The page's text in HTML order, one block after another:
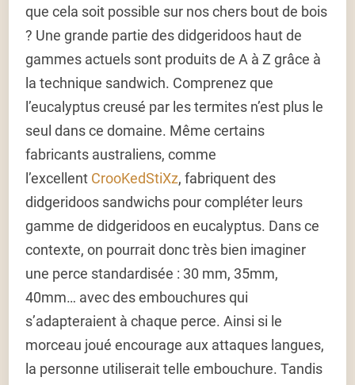
que cela soit possible sur nos chers bout de bois
? Une grande partie des didgeridoos haut de
gammes actuels sont produits de A à Z grâce à
la technique sandwich. Comprenez que
l’eucalyptus creusé par les termites n’est plus le
seul dans ce domaine. Même certains
fabricants australiens, comme
l’excellent CrooKedStiXz, fabriquent des
didgeridoos sandwichs pour compléter leurs
gamme de didgeridoos en eucalyptus. Dans ce
contexte, on pourrait donc très bien imaginer
une perce standardisée : 30 mm, 35mm,
40mm… avec des embouchures qui
s’adapteraient à chaque perce. Ainsi si le
morceau joué encourage aux attaques langues,
la personne utiliserait telle embouchure. Tandis